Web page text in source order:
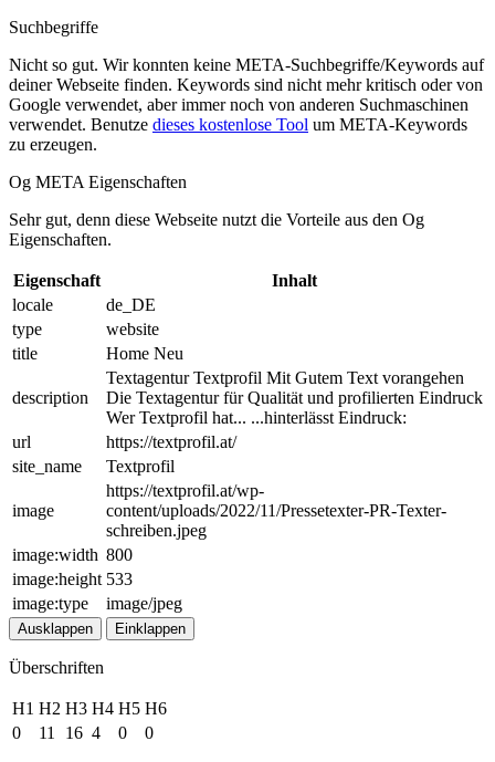
Suchbegriffe
Nicht so gut. Wir konnten keine META-Suchbegriffe/Keywords auf
deiner Webseite finden. Keywords sind nicht mehr kritisch oder von
Google verwendet, aber immer noch von anderen Suchmaschinen
verwendet. Benutze dieses kostenlose Tool um META-Keywords
zu erzeugen.
Og META Eigenschaften
Sehr gut, denn diese Webseite nutzt die Vorteile aus den Og
Eigenschaften.
Eigenschaft
Inhalt
locale
de_DE
type
website
title
Home Neu
description
Textagentur Textprofil Mit Gutem Text vorangehen
Die Textagentur für Qualität und profilierten Eindruck
Wer Textprofil hat... ...hinterlässt Eindruck:
url
https://textprofil.at/
site_name
Textprofil
image
https://textprofil.at/wp-
content/uploads/2022/11/Pressetexter-PR-Texter-
schreiben.jpeg
image:width 800
image:height 533
image:type
image/jpeg
Ausklappen Einklappen
Überschriften
H1 H2 H3 H4 H5 H6
0
11 16 4 0 0